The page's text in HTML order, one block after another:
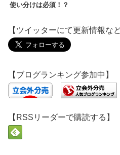
使い分けは必須！？
【ツイッターにて更新情報な
【ブログランキング参加中】
【RSSリーダーで購読する】